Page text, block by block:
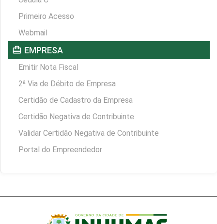
Primeiro Acesso
Webmail
card_travel EMPRESA
Emitir Nota Fiscal
2ª Via de Débito de Empresa
Certidão de Cadastro da Empresa
Certidão Negativa de Contribuinte
Validar Certidão Negativa de Contribuinte
Portal do Empreendedor